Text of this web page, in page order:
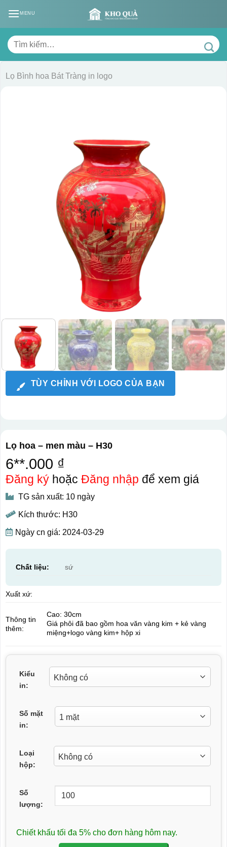
MENU
Tìm
kiếm:
Lọ Bình hoa Bát Tràng in logo
TÙY CHỈNH VỚI LOGO CỦA BẠN
Lọ hoa – men màu – H30
6**.000 ₫
Đăng kýhoặc Đăng nhập để xem giá
TG sản xuất: 10 ngày
Kích thước: H30
Ngày cn giá: 2024-03-29
Chất liệu: sứ
Xuất xứ:
Thông tin
thêm:
Cao: 30cm
Giá phôi đã bao gồm hoa văn vàng kim + kẻ vàng
miệng+logo vàng kim+ hộp xi
Kiểu
in:
Số mặt
in:
Loại
hộp:
Số
lượng:
Chiết khấu tối đa 5% cho đơn hàng hôm nay.